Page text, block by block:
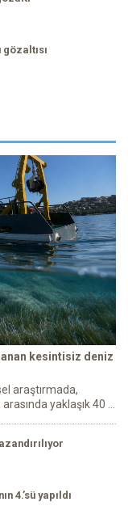
kesintisiz deniz
araştırmada,
yaklaşık 40 ...
4.’sü yapıldı